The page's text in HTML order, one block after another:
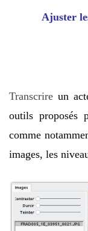
Ajuster
Transcrire un
outils proposés
comme
images, les